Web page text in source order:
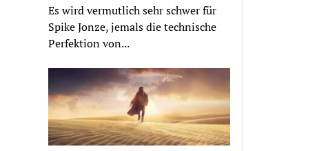
Es wird vermutlich sehr schwer für
Spike Jonze, jemals die technische
Perfektion von...